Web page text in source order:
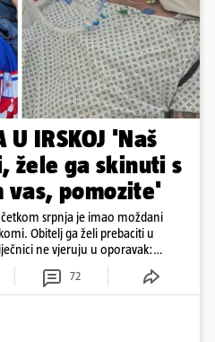
U IRSKOJ 'Naš
žele ga skinuti s
vas, pomozite'
srpnja je imao moždani
Obitelj ga želi prebaciti u
ne vjeruju u oporavak:
72